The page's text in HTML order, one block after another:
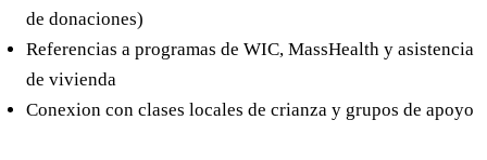
de donaciones)
Referencias a programas de WIC, MassHealth y asistencia
de vivienda
Conexion con clases locales de crianza y grupos de apoyo